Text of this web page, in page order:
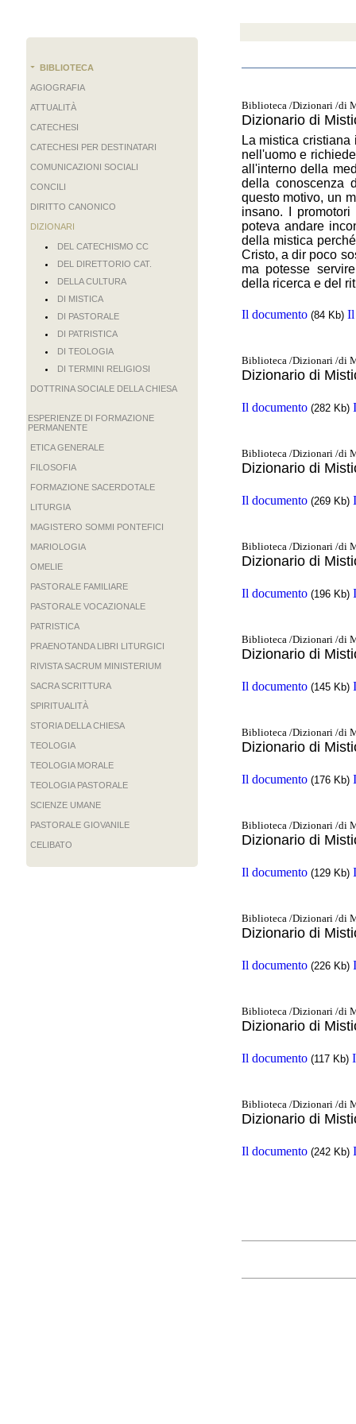
BIBLIOTECA
AGIOGRAFIA
ATTUALITÀ
CATECHESI
CATECHESI PER DESTINATARI
COMUNICAZIONI SOCIALI
CONCILI
DIRITTO CANONICO
DIZIONARI
DEL CATECHISMO CC
DEL DIRETTORIO CAT.
DELLA CULTURA
DI MISTICA
DI PASTORALE
DI PATRISTICA
DI TEOLOGIA
DI TERMINI RELIGIOSI
DOTTRINA SOCIALE DELLA CHIESA
ESPERIENZE DI FORMAZIONE
PERMANENTE
ETICA GENERALE
FILOSOFIA
FORMAZIONE SACERDOTALE
LITURGIA
MAGISTERO SOMMI PONTEFICI
MARIOLOGIA
OMELIE
PASTORALE FAMILIARE
PASTORALE VOCAZIONALE
PATRISTICA
PRAENOTANDA LIBRI LITURGICI
RIVISTA SACRUM MINISTERIUM
SACRA SCRITTURA
SPIRITUALITÀ
STORIA DELLA CHIESA
TEOLOGIA
TEOLOGIA MORALE
TEOLOGIA PASTORALE
SCIENZE UMANE
PASTORALE GIOVANILE
CELIBATO
Biblioteca /Dizionari /di
Dizionario di
La mistica
nell'uomo e
all'interno della
della conoscenza
questo motivo, un
insano. I
poteva andare
della mistica
Cristo, a dir poco
ma potesse
della ricerca e del
Il documento (84 Kb) Il
Biblioteca /Dizionari /di
Dizionario di
Il documento (282 Kb)
Biblioteca /Dizionari /di
Dizionario di
Il documento (269 Kb)
Biblioteca /Dizionari /di
Dizionario di
Il documento (196 Kb)
Biblioteca /Dizionari /di
Dizionario di
Il documento (145 Kb)
Biblioteca /Dizionari /di
Dizionario di
Il documento (176 Kb)
Biblioteca /Dizionari /di
Dizionario di
Il documento (129 Kb)
Biblioteca /Dizionari /di
Dizionario di
Il documento (226 Kb)
Biblioteca /Dizionari /di
Dizionario di
Il documento (117 Kb)
Biblioteca /Dizionari /di
Dizionario di
Il documento (242 Kb)